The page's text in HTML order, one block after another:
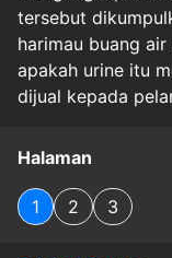
tersebut
harimau buang
apakah urine itu
dijual kepada
Halaman
1 2 3